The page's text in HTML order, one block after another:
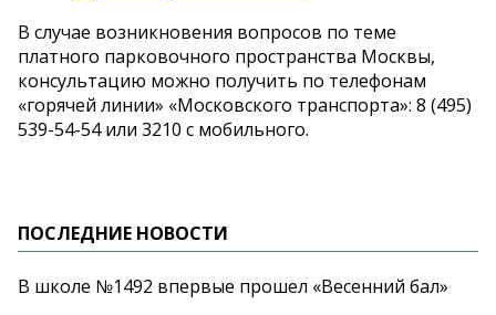
В случае возникновения вопросов по теме
платного парковочного пространства Москвы,
консультацию можно получить по телефонам
«горячей линии» «Московского транспорта»: 8 (495)
539-54-54 или 3210 с мобильного.​​
ПОСЛЕДНИЕ НОВОСТИ
В школе №1492 впервые прошел «Весенний бал»